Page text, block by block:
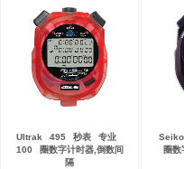
Ultrak 495 秒表
专业
100
圈数字计时器,倒数间
隔
Seiko
圈数